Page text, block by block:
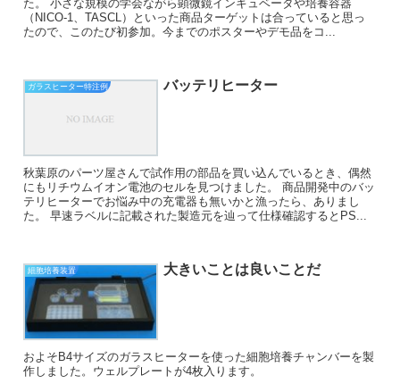
た。 小さな規模の学会ながら顕微鏡インキュベータや培養容器
（NICO-1、TASCL）といった商品ターゲットは合っていると思っ
たので、このたび初参加。今までのポスターやデモ品をコ...
ガラスヒーター特注例 バッテリヒーター
秋葉原のパーツ屋さんで試作用の部品を買い込んでいるとき、偶然
にもリチウムイオン電池のセルを見つけました。 商品開発中のバッ
テリヒーターでお悩み中の充電器も無いかと漁ったら、ありまし
た。 早速ラベルに記載された製造元を辿って仕様確認するとPS...
細胞培養装置 大きいことは良いことだ
およそB4サイズのガラスヒーターを使った細胞培養チャンバーを製
作しました。ウェルプレートが4枚入ります。